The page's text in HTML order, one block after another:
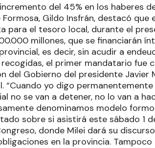
del 45% en los haberes
Gildo Insfrán, destacó
para el tesoro local, durante el
millones, que se financiarán
es decir, sin acudir a
el primer mandatario fue
del Gobierno del presidente Javier
“Cuando yo digo
no se van a detener, no lo van a
denominamos modelo
sobre si asistirá este sábado 1
donde Milei dará su
en la provincia.